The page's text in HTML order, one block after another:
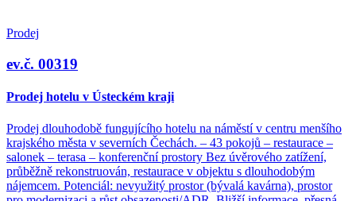
Prodej
ev.č. 00319
Prodej hotelu v Ústeckém kraji
Prodej dlouhodobě fungujícího hotelu na náměstí v centru menšího
krajského města v severních Čechách. – 43 pokojů – restaurace –
salonek – terasa – konferenční prostory Bez úvěrového zatížení,
průběžně rekonstruován, restaurace v objektu s dlouhodobým
nájemcem. Potenciál: nevyužitý prostor (bývalá kavárna), prostor